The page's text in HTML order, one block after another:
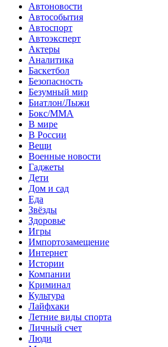
Автоновости
Автособытия
Автоспорт
Автоэксперт
Актеры
Аналитика
Баскетбол
Безопасность
Безумный мир
Биатлон/Лыжи
Бокс/MMA
В мире
В России
Вещи
Военные новости
Гаджеты
Дети
Дом и сад
Еда
Звёзды
Здоровье
Игры
Импортозамещение
Интернет
Истории
Компании
Криминал
Культура
Лайфхаки
Летние виды спорта
Личный счет
Люди